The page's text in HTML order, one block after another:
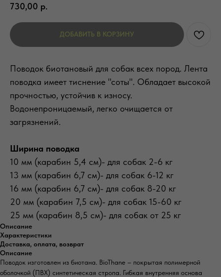
730,00 р.
ДОБАВИТЬ В КОРЗИНУ
Поводок биотановый для собак всех пород. Лента
поводка имеет тиснение "соты". Обладает высокой
прочностью, устойчив к износу.
Водонепроницаемый, легко очищается от
загрязнений.
Ширина поводка
10 мм (карабин 5,4 см)- для собак 2-6 кг
13 мм (карабин 6,7 см)- для собак 6-12 кг
16 мм (карабин 6,7 см)- для собак 8-20 кг
20 мм (карабин 7,5 см)- для собак 15-60 кг
25 мм (карабин 8,5 см)- для собак от 25 кг
Описание
Характеристики
Доставка, оплата, возврат
Описание
Поводок изготовлен из биотана. BioThane – покрытая полимерной
оболочкой (ПВХ) синтетическая стропа. Гибкая внутренняя основа